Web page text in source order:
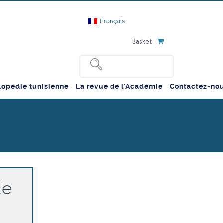
Français
Basket
tunisienne La revue de l’Académie Contactez-